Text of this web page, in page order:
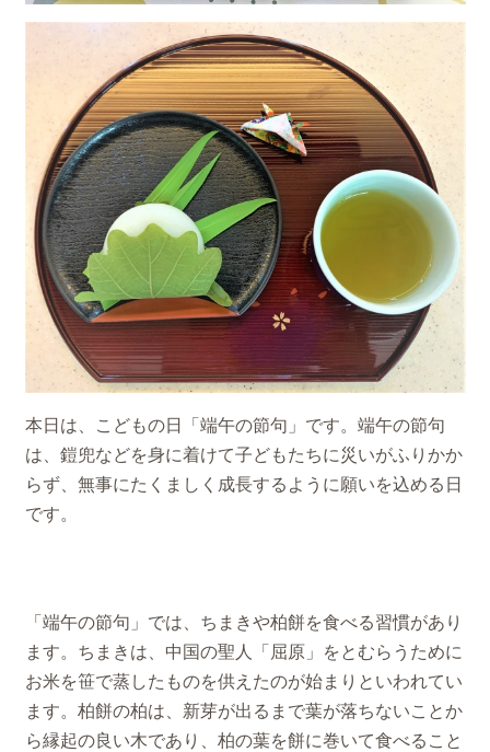
本日は、こどもの日「端午の節句」です。端午の節句
は、鎧兜などを身に着けて子どもたちに災いがふりかか
らず、無事にたくましく成長するように願いを込める日
です。
「端午の節句」では、ちまきや柏餅を食べる習慣があり
ます。ちまきは、中国の聖人「屈原」をとむらうために
お米を笹で蒸したものを供えたのが始まりといわれてい
ます。柏餅の柏は、新芽が出るまで葉が落ちないことか
ら縁起の良い木であり、柏の葉を餅に巻いて食べること